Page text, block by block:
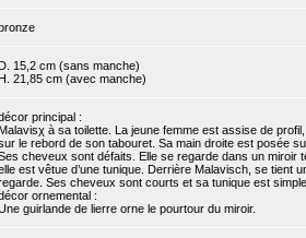
D. 15,2 cm (sans manche)
H. 21,85 cm (avec manche)
principal :
Malavisχ à sa toilette. La jeune femme est assise de
le rebord de son tabouret. Sa main droite est posée
cheveux sont défaits. Elle se regarde dans un miroir
est vêtue d’une tunique. Derrière Malavisch, se tient
Ses cheveux sont courts et sa tunique est
ornemental :
guirlande de lierre orne le pourtour du miroir.